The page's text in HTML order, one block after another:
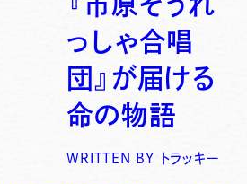
っしゃ合唱
団』が届ける
命の物語
WRITTEN BY トラッキー